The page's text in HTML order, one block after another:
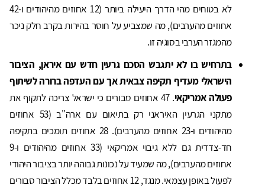
לא בטוחים מהי הדרך היעילה ביותר (12 אחוזים מהיהודים ו-42
אחוזים מהערבים), מה שמצביע על חוסר בהירות בקרב חלק ניכר
מהמגזר הערבי בסוגיה זו.
בתרחיש בו לא יתגבש הסכם גרעין חדש עם איראן, הציבור
הישראלי מעדיף תקיפה צבאית אך עם העדפה ברורה לשיתוף
פעולה אמריקאי
. 47 אחוזים סבורים כי ישראל צריכה לתקוף את
מתקני הגרעין האיראני רק בתיאום עם ארה"ב (53 אחוזים
מהיהודים ו-23 אחוזים מהערבים). 28 אחוזים תומכים בתקיפה
חד-צדדית גם ללא גיבוי אמריקאי (33 אחוזים מהיהודים ו-9
אחוזים מהערבים), מה שמעיד על נכונות גבוהה יותר בציבור היהודי
לפעול באופן עצמאי. מנגד, 12 אחוזים בלבד מכלל הציבור סבורים